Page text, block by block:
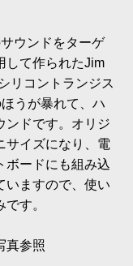
ウンドをターゲ
して作られたJim
リコントランジス
うが暴れて、ハ
ンドです。オリジ
サイズになり、電
ボードにも組み込
いますので、使い
す。
真参照